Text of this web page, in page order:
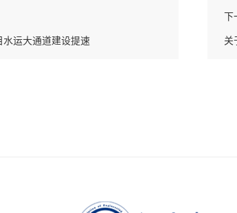
运大通道建设提速
下
关